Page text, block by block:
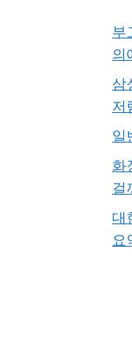
부
의
삼
저
일
화
걸
대
요